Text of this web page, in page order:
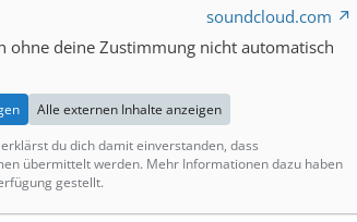
soundcloud.com
ohne deine Zustimmung nicht automatisch
Alle externen Inhalte anzeigen
du dich damit einverstanden, dass
übermittelt werden. Mehr Informationen dazu haben
gestellt.